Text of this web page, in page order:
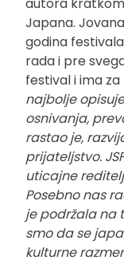
Japana.
godina
rada i pre
festival i ima za
najbolje
osnivanja,
rastao je,
prijateljstvo.
uticajne
Posebno nas
je podržala na
smo da se
kulturne